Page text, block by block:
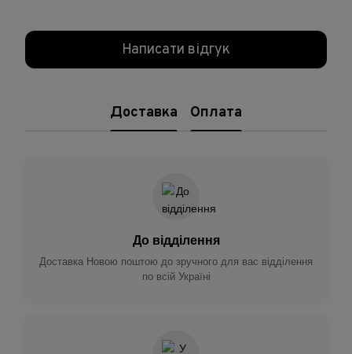
Написати відгук
Доставка Оплата
До відділення
Доставка Новою поштою до зручного для вас відділення
по всій Україні